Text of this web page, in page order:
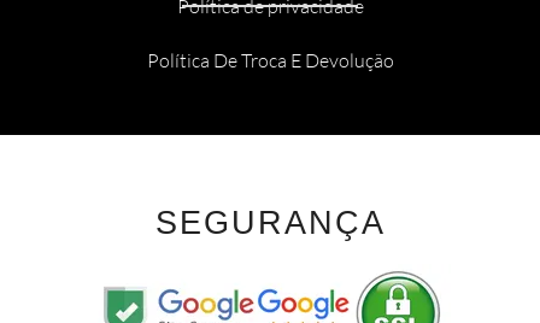
Política de privacidade
Política De Troca E Devolução
SEGURANÇA